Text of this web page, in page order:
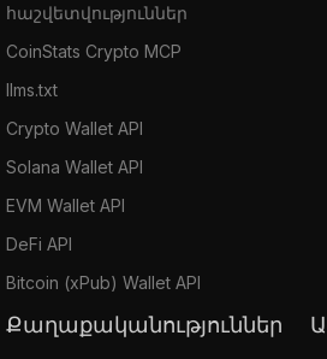
հաշվետվություններ
CoinStats Crypto MCP
llms.txt
Crypto Wallet API
Solana Wallet API
EVM Wallet API
DeFi API
Bitcoin (xPub) Wallet API
Քաղաքականություններ